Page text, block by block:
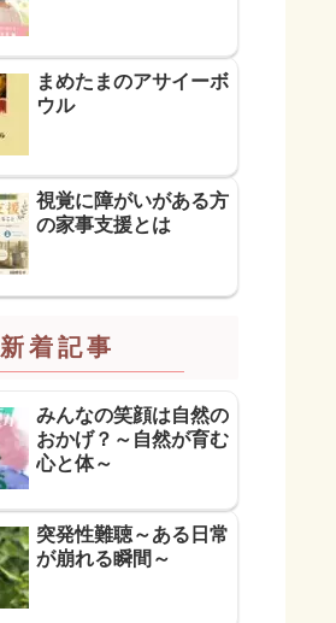
まめたまのアサイーボ
ウル
視覚に障がいがある方
の家事支援とは
新着記事
みんなの笑顔は自然の
おかげ？～自然が育む
心と体～
突発性難聴～ある日常
が崩れる瞬間～